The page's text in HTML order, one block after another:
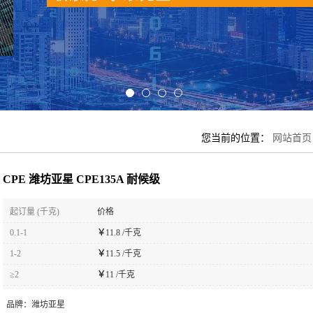
您当前的位置： 网站首页
CPE 潍坊亚星 CPE135A 耐候级
起订量 (千克) 价格
0.1-1 ￥ 11.8 /千克
1-2 ￥ 11.5 /千克
≥2 ￥ 11 /千克
品牌： 潍坊亚星